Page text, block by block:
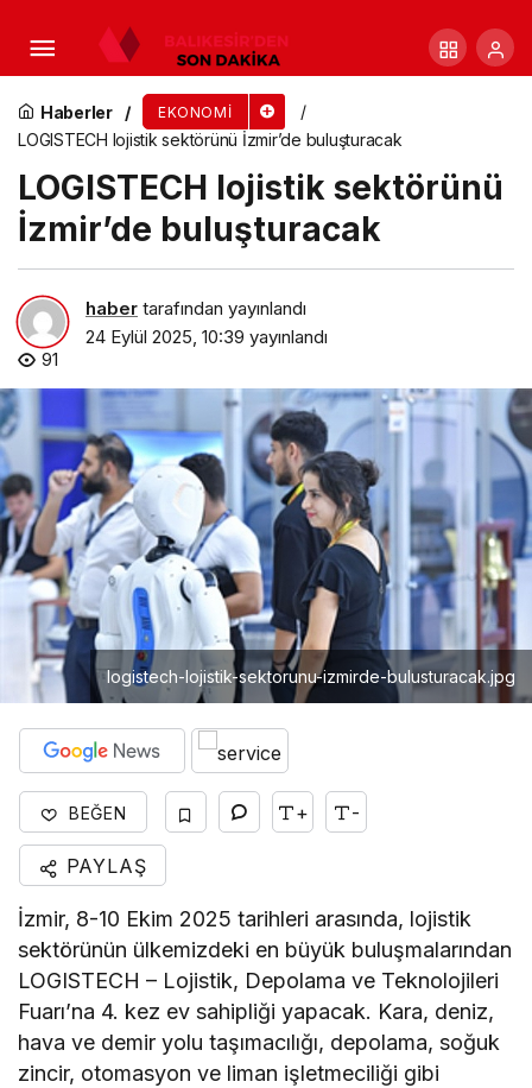
Haberler EKONOMI
LOGISTECH lojistik sektörünü İzmir’de buluşturacak
LOGISTECH lojistik sektörünü
İzmir’de buluşturacak
haber tarafından yayınlandı
24 Eylül 2025, 10:39 yayınlandı
91
logistech-lojistik-sektorunu-izmirde-bulusturacak.jpg
BEĞEN + -
PAYLAŞ
İzmir, 8-10 Ekim 2025 tarihleri arasında, lojistik
sektörünün ülkemizdeki en büyük buluşmalarından
LOGISTECH – Lojistik, Depolama ve Teknolojileri
Fuarı’na 4. kez ev sahipliği yapacak. Kara, deniz,
hava ve demir yolu taşımacılığı, depolama, soğuk
zincir, otomasyon ve liman işletmeciliği gibi
Saytek, TOBB Türkiye 100’de